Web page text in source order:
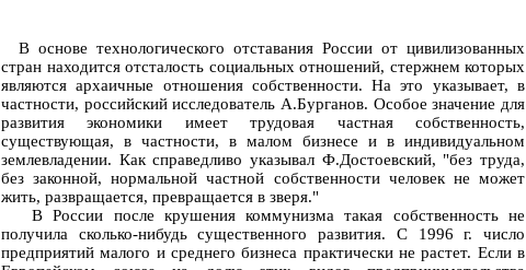
В основе технологического отставания России от цивилизованных
стран находится отсталость социальных отношений, стержнем которых
являются архаичные отношения собственности. На это указывает, в
частности, российский исследователь А.Бурганов. Особое значение для
развития экономики имеет трудовая частная собственность,
существующая, в частности, в малом бизнесе и в индивидуальном
землевладении. Как справедливо указывал Ф.Достоевский, "без труда,
без законной, нормальной частной собственности человек не может
жить, развращается, превращается в зверя."
В России после крушения коммунизма такая собственность не
получила сколько-нибудь существенного развития. С 1996 г. число
предприятий малого и среднего бизнеса практически не растет. Если в